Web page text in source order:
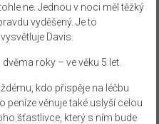
ne. Jednou v noci měl těžký
vyděšený. Je to
Davis.
roky – ve věku 5 let.
kdo přispěje na léčbu
peníze věnuje také uslyší celou
šťastlivce, který s ním bude